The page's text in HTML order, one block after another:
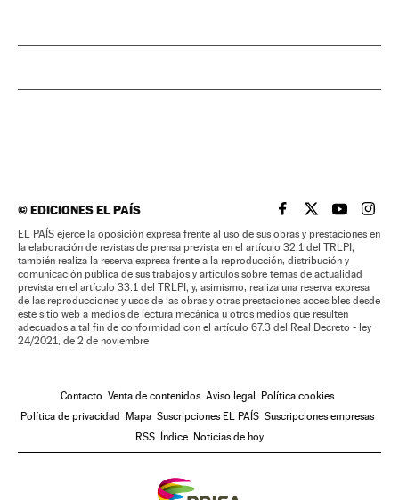
©EDICIONES EL PAÍS EL PAÍS BRASIL EN
EL PAÍSEL PAÍS
EL
EL PAÍS ejerce la oposición expresa frente al uso de sus obras y prestaciones en
la elaboración de revistas de prensa prevista en el artículo 32.1 del TRLPI;
también realiza la reserva expresa frente a la reproducción, distribución y
comunicación pública de sus trabajos y artículos sobre temas de actualidad
prevista en el artículo 33.1 del TRLPI; y, asimismo, realiza una reserva expresa
de las reproducciones y usos de las obras y otras prestaciones accesibles desde
este sitio web a medios de lectura mecánica u otros medios que resulten
adecuados a tal fin de conformidad con el artículo 67.3 del Real Decreto - ley
24/2021, de 2 de noviembre
Contacto Venta de contenidos Aviso legal
Política cookies
Política de privacidad
Mapa Suscripciones EL PAÍS Suscripciones empresas
RSS
Índice Noticias de hoy